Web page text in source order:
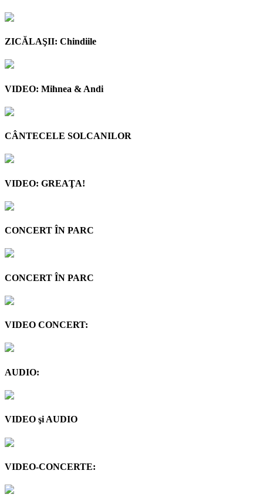
ZICĂLAŞII: Chindiile
VIDEO: Mihnea & Andi
CÂNTECELE SOLCANILOR
VIDEO: GREAŢA!
CONCERT ÎN PARC
CONCERT ÎN PARC
VIDEO CONCERT:
AUDIO:
VIDEO şi AUDIO
VIDEO-CONCERTE: